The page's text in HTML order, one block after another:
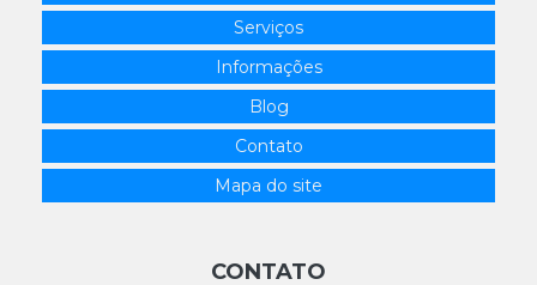
Serviços
Informações
Blog
Contato
Mapa do site
CONTATO